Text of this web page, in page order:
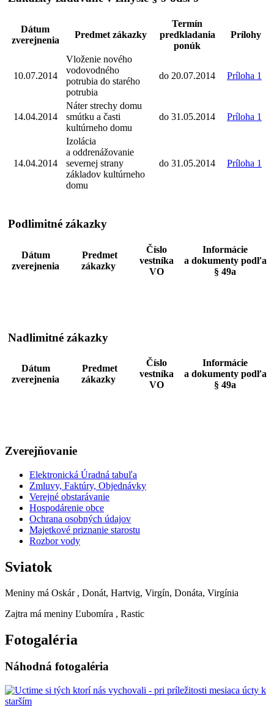
Dátum
zverejnenia
Predmet zákazky
Termín
predkladania
ponúk
Prílohy
10.07.2014
Vloženie nového
vodovodného
potrubia do starého
potrubia
do 20.07.2014 Príloha 1
14.04.2014
Náter strechy domu
smútku a časti
kultúrneho domu
do 31.05.2014 Príloha 1
14.04.2014
Izolácia
a oddrenážovanie
severnej strany
základov kultúrneho
domu
do 31.05.2014 Príloha 1
Podlimitné zákazky
Dátum
zverejnenia
Predmet
zákazky
Číslo
vestníka
VO
Informácie
a dokumenty podľa
§ 49a
Nadlimitné zákazky
Dátum
zverejnenia
Predmet
zákazky
Číslo
vestníka
VO
Informácie
a dokumenty podľa
§ 49a
Zverejňovanie
Elektronická Úradná tabuľa
Zmluvy, Faktúry, Objednávky
Verejné obstarávanie
Hospodárenie obce
Ochrana osobných údajov
Majetkové priznanie starostu
Rozbor vody
Sviatok
Meniny má Oskár , Donát, Hartvig, Virgín, Donáta, Virgínia
Zajtra má meniny Ľubomíra , Rastic
Fotogaléria
Náhodná fotogaléria